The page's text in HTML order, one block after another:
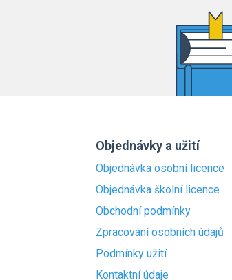
Objednávky a užití
Objednávka osobní licence
Objednávka školní licence
Obchodní podmínky
Zpracování osobních údajů
Podmínky užití
Kontaktní údaje